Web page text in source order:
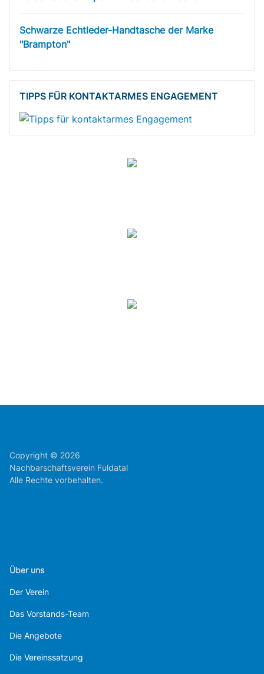
Schwarze Echtleder-Handtasche der Marke
"Brampton"
TIPPS FÜR KONTAKTARMES ENGAGEMENT
Copyright © 2026
Nachbarschaftsverein Fuldatal
Alle Rechte vorbehalten.
Über uns
Der Verein
Das Vorstands-Team
Die Angebote
Die Vereinssatzung